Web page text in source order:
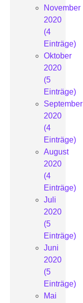
November
2020
(4
Einträge)
Oktober
2020
(5
Einträge)
September
2020
(4
Einträge)
August
2020
(4
Einträge)
Juli
2020
(5
Einträge)
Juni
2020
(5
Einträge)
Mai